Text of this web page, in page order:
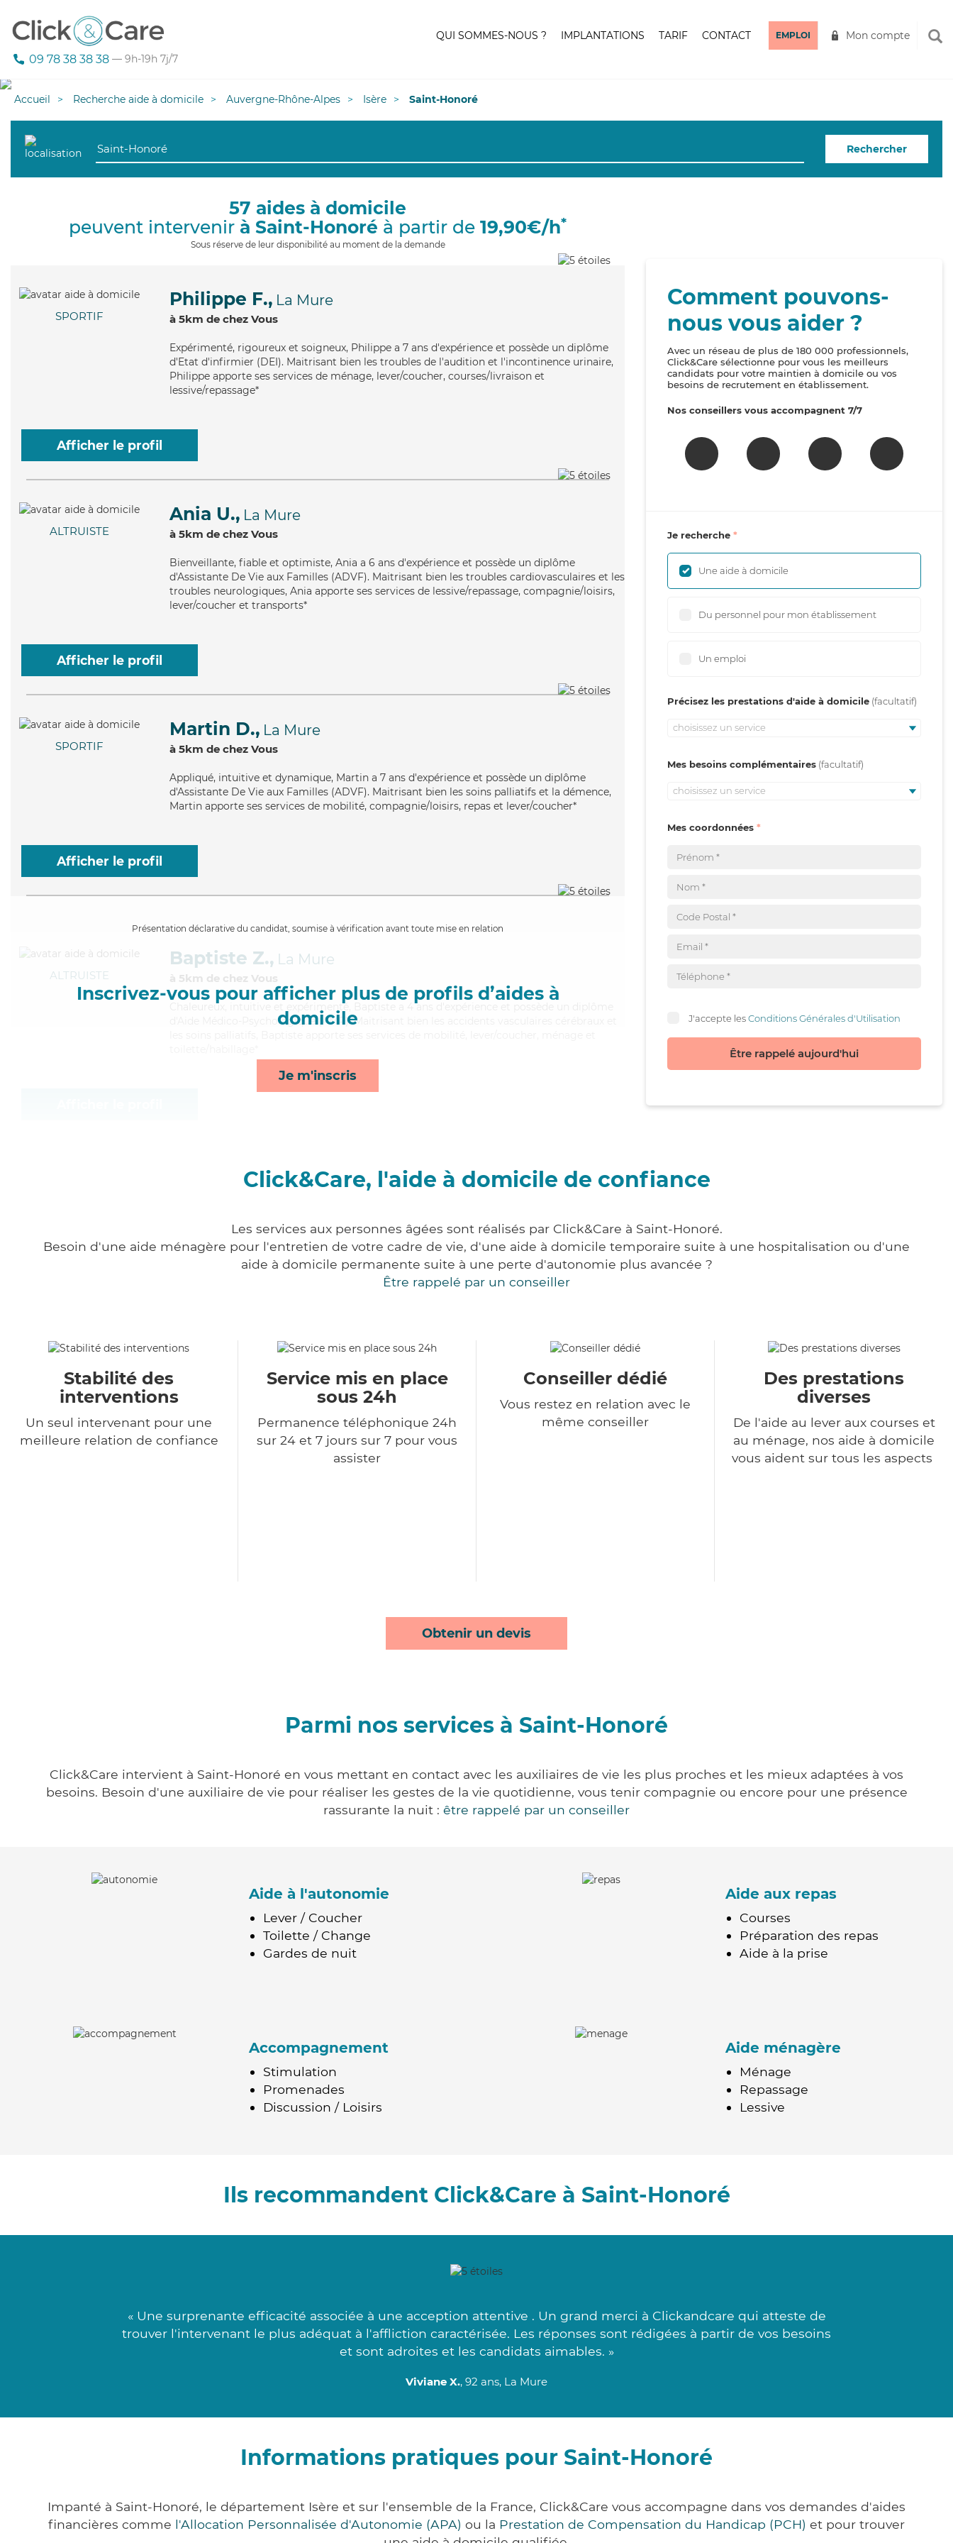
09 78 38 38 38 — 9h-19h 7j/7
QUI SOMMES-NOUS ? IMPLANTATIONS TARIF CONTACT EMPLOI Mon compte
Accueil Recherche aide à domicile Auvergne-Rhône-Alpes Isère Saint-Honoré
Rechercher
57 aides à domicile
peuvent intervenir à Saint-Honoré à partir de 19,90€/h*
Sous réserve de leur disponibilité au moment de la demande
SPORTIF
Philippe F., La Mure
à 5km de chez Vous
Expérimenté, rigoureux et soigneux, Philippe a 7 ans d'expérience et possède un diplôme
d'Etat d'infirmier (DEI). Maitrisant bien les troubles de l'audition et l'incontinence urinaire,
Philippe apporte ses services de ménage, lever/coucher, courses/livraison et
lessive/repassage*
Afficher le profil
ALTRUISTE
Ania U., La Mure
à 5km de chez Vous
Bienveillante, fiable et optimiste, Ania a 6 ans d'expérience et possède un diplôme
d'Assistante De Vie aux Familles (ADVF). Maitrisant bien les troubles cardiovasculaires et les
troubles neurologiques, Ania apporte ses services de lessive/repassage, compagnie/loisirs,
lever/coucher et transports*
Afficher le profil
SPORTIF
Martin D., La Mure
à 5km de chez Vous
Appliqué, intuitive et dynamique, Martin a 7 ans d'expérience et possède un diplôme
d'Assistante De Vie aux Familles (ADVF). Maitrisant bien les soins palliatifs et la démence,
Martin apporte ses services de mobilité, compagnie/loisirs, repas et lever/coucher*
Afficher le profil
Présentation déclarative du candidat, soumise à vérification avant toute mise en relation
Inscrivez-vous pour afficher plus de profils d’aides à
domicile
Je m'inscris
ALTRUISTE
Baptiste Z., La Mure
à 5km de chez Vous
Chaleureux
, intuitive et expérimenté, Baptiste a 4 ans d'expérience et possède un diplôme
d'Aide Médico-Psychologique (AMP). Maitrisant bien les accidents vasculaires cérébraux et
Comment pouvons-
nous vous aider ?
Avec un réseau de plus de 180 000 professionnels,
Click&Care sélectionne pour vous les meilleurs
candidats pour votre maintien à domicile ou vos
besoins de recrutement en établissement.
Nos conseillers vous accompagnent 7/7
Je recherche
Une aide à domicile
Du personnel pour mon établissement
Un emploi
Précisez les prestations d'aide à domicile
choisissez un service
Mes besoins complémentaires
choisissez un service
Mes coordonnées
J'accepte lesConditions Générales d'Utilisation
Être rappelé aujourd'hui
Click&Care, l'aide à domicile de confiance
Les services aux personnes âgées sont réalisés par Click&Care à Saint-Honoré.
Besoin d'une aide ménagère pour l'entretien de votre cadre de vie, d'une aide à domicile temporaire suite à une hospitalisation ou d'une
aide à domicile permanente suite à une perte d'autonomie plus avancée ?
Être rappelé par un conseiller
Stabilité des
interventions
Un seul intervenant pour une
meilleure relation de confiance
Service mis en place
sous 24h
Permanence téléphonique 24h
sur 24 et 7 jours sur 7 pour vous
assister
Conseiller dédié
Vous restez en relation avec le
même conseiller
Des prestations
diverses
De l'aide au lever aux courses et
au ménage, nos aide à domicile
vous aident sur tous les aspects
Obtenir un devis
Parmi nos services à Saint-Honoré
Click&Care intervient à Saint-Honoré en vous mettant en contact avec les auxiliaires de vie les plus proches et les mieux adaptées à vos
besoins. Besoin d'une auxiliaire de vie pour réaliser les gestes de la vie quotidienne, vous tenir compagnie ou encore pour une présence
rassurante la nuit : être rappelé par un conseiller
Aide à l'autonomie
Lever / Coucher
Toilette / Change
Gardes de nuit
Aide aux repas
Courses
Préparation des repas
Aide à la prise
Accompagnement
Stimulation
Promenades
Discussion / Loisirs
Aide ménagère
Ménage
Repassage
Lessive
Ils recommandent Click&Care à Saint-Honoré
« Une surprenante efficacité associée à une acception attentive . Un grand merci à Clickandcare qui atteste de
trouver l'intervenant le plus adéquat à l'affliction caractérisée. Les réponses sont rédigées à partir de vos besoins
et sont adroites et les candidats aimables. »
Viviane X., 92 ans, La Mure
Informations pratiques pour Saint-Honoré
Impanté à Saint-Honoré, le département Isère et sur l'ensemble de la France, Click&Care vous accompagne dans vos demandes d'aides
financières comme l'Allocation Personnalisée d'Autonomie (APA) ou la Prestation de Compensation du Handicap (PCH) et pour trouver